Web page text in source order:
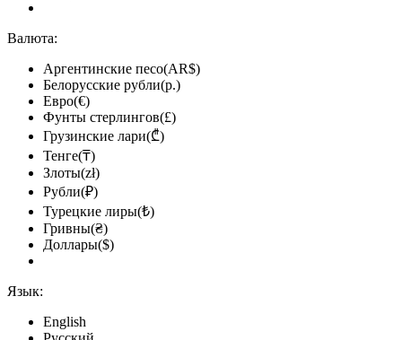
Валюта:
Аргентинские песо(AR$)
Белорусские рубли(р.)
Евро(€)
Фунты стерлингов(£)
Грузинские лари(₾)
Тенге(₸)
Злоты(zł)
Рубли(₽)
Турецкие лиры(₺)
Гривны(₴)
Доллары($)
Язык:
English